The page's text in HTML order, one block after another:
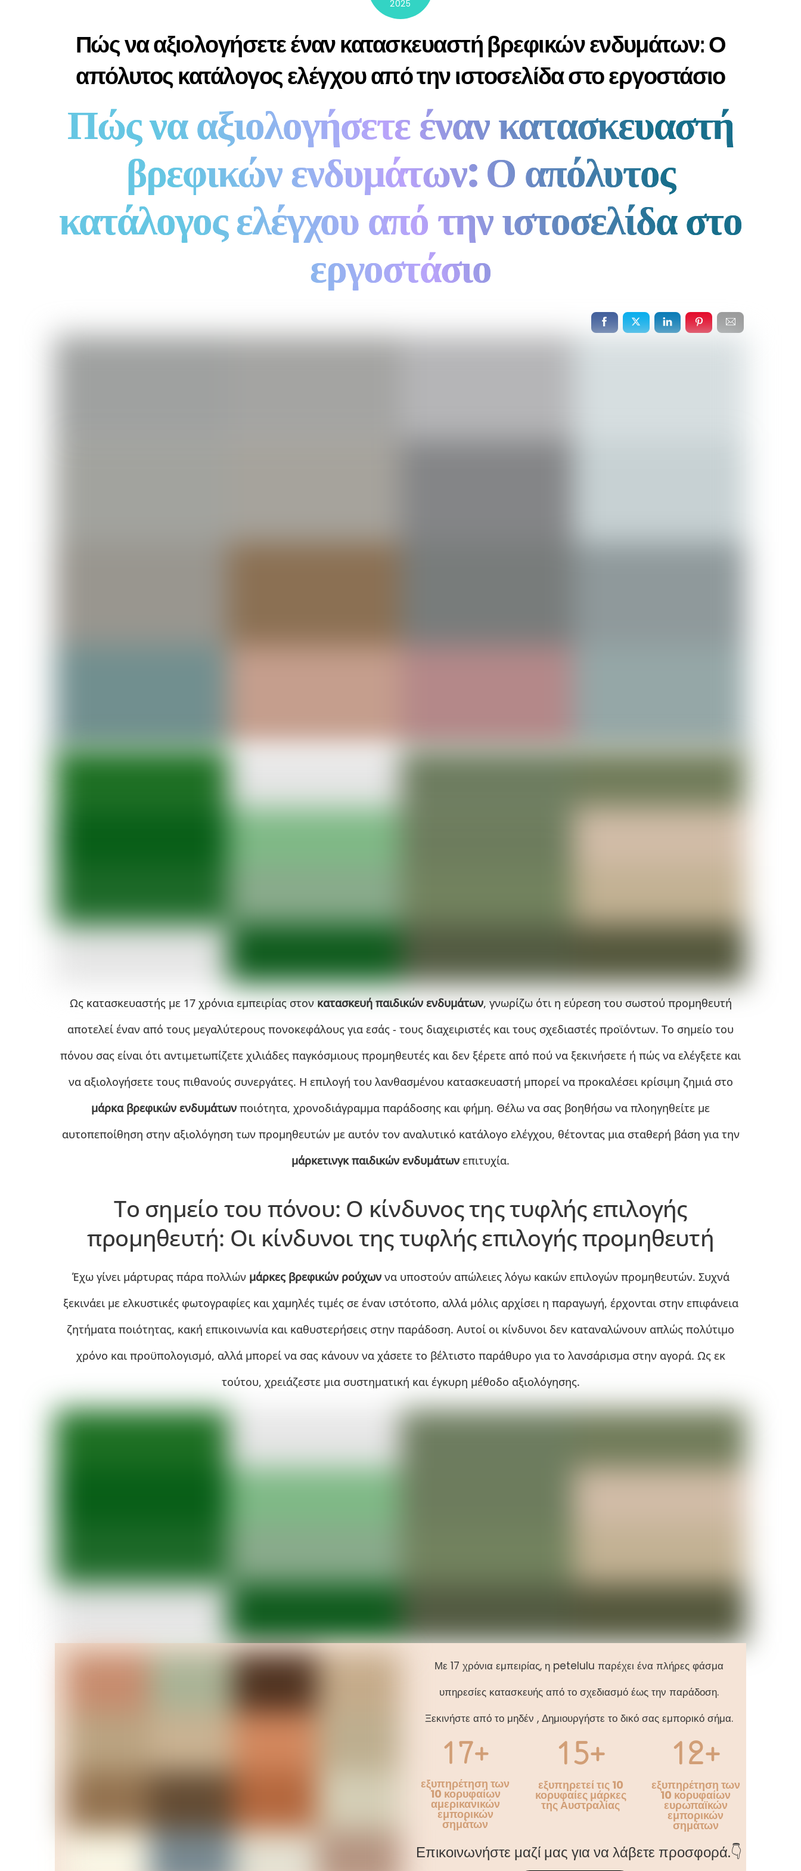
2025
Πώς να αξιολογήσετε έναν κατασκευαστή βρεφικών ενδυμάτων: Ο
απόλυτος κατάλογος ελέγχου από την ιστοσελίδα στο εργοστάσιο
Πώς να αξιολογήσετε έναν κατασκευαστή
βρεφικών ενδυμάτων: Ο απόλυτος
κατάλογος ελέγχου από την ιστοσελίδα στο
εργοστάσιο
Ως κατασκευαστής με 17 χρόνια εμπειρίας στονκατασκευή παιδικών ενδυμάτων, γνωρίζω ότι η εύρεση του σωστού προμηθευτή
αποτελεί έναν από τους μεγαλύτερους πονοκεφάλους για εσάς - τους διαχειριστές και τους σχεδιαστές προϊόντων. Το σημείο του
πόνου σας είναι ότι αντιμετωπίζετε χιλιάδες παγκόσμιους προμηθευτές και δεν ξέρετε από πού να ξεκινήσετε ή πώς να ελέγξετε και
να αξιολογήσετε τους πιθανούς συνεργάτες. Η επιλογή του λανθασμένου κατασκευαστή μπορεί να προκαλέσει κρίσιμη ζημιά στο
μάρκα βρεφικών ενδυμάτων ποιότητα, χρονοδιάγραμμα παράδοσης και φήμη. Θέλω να σας βοηθήσω να πλοηγηθείτε με
αυτοπεποίθηση στην αξιολόγηση των προμηθευτών με αυτόν τον αναλυτικό κατάλογο ελέγχου, θέτοντας μια σταθερή βάση για την
μάρκετινγκ παιδικών ενδυμάτων επιτυχία.
Το σημείο του πόνου: Ο κίνδυνος της τυφλής επιλογής
προμηθευτή: Οι κίνδυνοι της τυφλής επιλογής προμηθευτή
Έχω γίνει μάρτυρας πάρα πολλών μάρκες βρεφικών ρούχωννα υποστούν απώλειες λόγω κακών επιλογών προμηθευτών. Συχνά
ξεκινάει με ελκυστικές φωτογραφίες και χαμηλές τιμές σε έναν ιστότοπο, αλλά μόλις αρχίσει η παραγωγή, έρχονται στην επιφάνεια
ζητήματα ποιότητας, κακή επικοινωνία και καθυστερήσεις στην παράδοση. Αυτοί οι κίνδυνοι δεν καταναλώνουν απλώς πολύτιμο
χρόνο και προϋπολογισμό, αλλά μπορεί να σας κάνουν να χάσετε το βέλτιστο παράθυρο για το λανσάρισμα στην αγορά. Ως εκ
τούτου, χρειάζεστε μια συστηματική και έγκυρη μέθοδο αξιολόγησης.
Με 17 χρόνια εμπειρίας, η petelulu παρέχει ένα πλήρες φάσμα
υπηρεσίες κατασκευής από το σχεδιασμό έως την παράδοση.
Ξεκινήστε από το μηδέν , Δημιουργήστε το δικό σας εμπορικό σήμα.
17+
εξυπηρέτηση των
10 κορυφαίων
αμερικανικών
εμπορικών
σημάτων
15+
εξυπηρετεί τις 10
κορυφαίες μάρκες
της Αυστραλίας
12+
εξυπηρέτηση των
10 κορυφαίων
ευρωπαϊκών
εμπορικών
σημάτων
Επικοινωνήστε μαζί μας για να λάβετε προσφορά.👇